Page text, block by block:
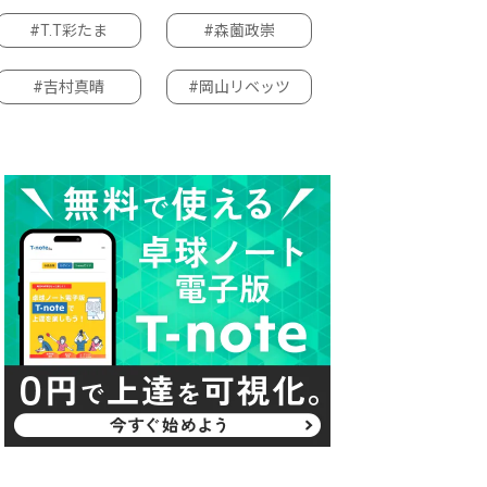
#T.T彩たま #森薗政崇
#吉村真晴 #岡山リベッツ